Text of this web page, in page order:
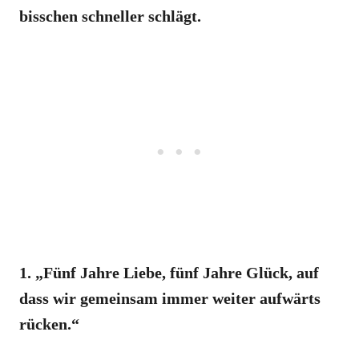
bisschen schneller schlägt.
1. „Fünf Jahre Liebe, fünf Jahre Glück, auf
dass wir gemeinsam immer weiter aufwärts
rücken.“